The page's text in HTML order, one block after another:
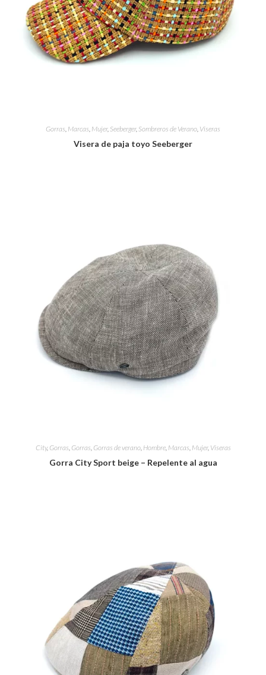
Gorras Marcas Mujer, Seeberger, Sombreros de Verano Viseras
Visera de paja toyo Seeberger
City, Gorras, Gorras, Gorras de verano, Hombre, Marcas, Mujer, Viseras
Gorra City Sport beige – Repelente al agua